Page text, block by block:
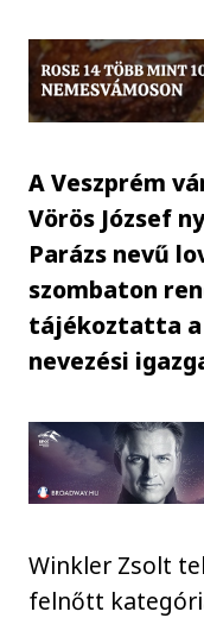
A Veszprém
Vörös József
Parázs nevű
szombaton
tájékoztatta a
nevezési
Winkler Zsolt
felnőtt